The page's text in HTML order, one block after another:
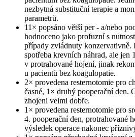
nezbytná substituční terapie a
parametrů.
11× popsáno větší per -⁠ a/nebo
hodnoceno jako profuzní s
případy zvládnuty konzervativně.
spotřeba krevních náhrad, ale
v protrahované hojení, jinak
u pacientů bez koagulopatie.
2× provedena resternotomie pro
časné, 1× druhý pooperační den.
zhojeni velmi dobře.
1× provedena resternotomie pro
4. pooperační den, protrahované
výsledek operace nakonec